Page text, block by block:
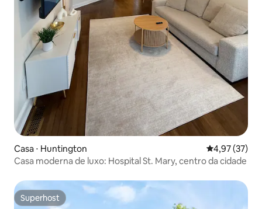
Casa ⋅ Huntington 4,97 de uma
4,97 (37)
Casa moderna de luxo: Hospital St. Mary, centro da cidade
Superhost
Superhost